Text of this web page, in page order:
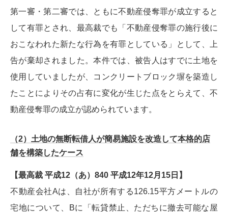
第一審・第二審では、ともに不動産侵奪罪が成立すると
して有罪とされ、最高裁でも「不動産侵奪罪の施行後に
おこなわれた新たな行為を有罪としている」として、上
告が棄却されました。本件では、被告人はすでに土地を
使用していましたが、コンクリートブロック塀を築造し
たことによりその占有に変化が生じた点をとらえて、不
動産侵奪罪の成立が認められています。
（2）土地の無断転借人が簡易施設を改造して本格的店
舗を構築したケース
【最高裁 平成12（あ）840 平成12年12月15日】
不動産会社Aは、自社が所有する126.15平方メートルの
宅地について、Bに「転貸禁止、ただちに撤去可能な屋